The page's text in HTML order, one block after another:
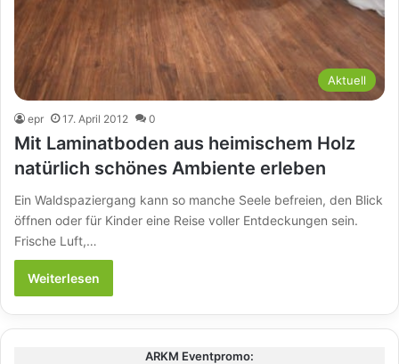
Aktuell
epr 17. April 2012 0
Mit Laminatboden aus heimischem Holz
natürlich schönes Ambiente erleben
Ein Waldspaziergang kann so manche Seele befreien, den Blick
öffnen oder für Kinder eine Reise voller Entdeckungen sein.
Frische Luft,…
Weiterlesen
ARKM Eventpromo: